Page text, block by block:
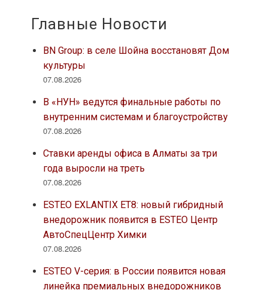
Главные Новости
BN Group: в селе Шойна восстановят Дом
культуры
07.08.2026
В «НУН» ведутся финальные работы по
внутренним системам и благоустройству
07.08.2026
Ставки аренды офиса в Алматы за три
года выросли на треть
07.08.2026
ESTEO EXLANTIX ET8: новый гибридный
внедорожник появится в ESTEO Центр
АвтоСпецЦентр Химки
07.08.2026
ESTEO V-серия: в России появится новая
линейка премиальных внедорожников